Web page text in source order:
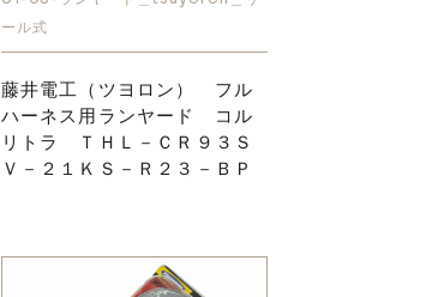
ール式
藤井電工（ツヨロン） フル
ハーネス用ランヤード コル
リトラ ＴＨＬ－ＣＲ９３Ｓ
Ｖ－２１ＫＳ－Ｒ２３－ＢＰ